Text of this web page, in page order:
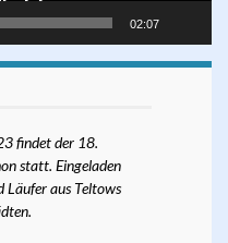
02:07
findet der 18.
statt. Eingeladen
Läufer aus Teltows